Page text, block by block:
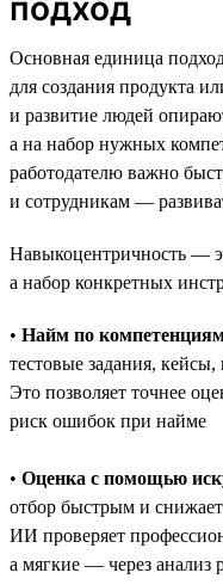
подход
Основная единица
для создания продукта
и развитие людей
а на набор нужных
работодателю важно
и сотрудникам —
Навыкоцентричность —
а набор конкретных
• Найм по
тестовые задания,
Это позволяет точнее
риск ошибок при найме
• Оценка с помощью
отбор быстрым и
ИИ проверяет
а мягкие — через анализ